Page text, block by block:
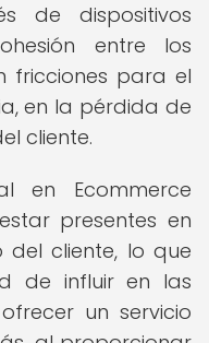
de dispositivos
entre los
fricciones para el
en la pérdida de
cliente.
en Ecommerce
presentes en
cliente, lo que
de influir en las
un servicio